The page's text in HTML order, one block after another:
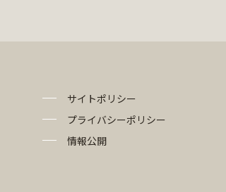
サイトポリシー
プライバシーポリシー
情報公開